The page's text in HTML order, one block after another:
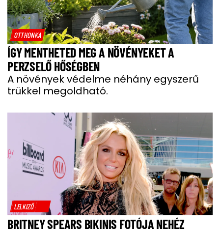
OTTHONKA
ÍGY MENTHETED MEG A NÖVÉNYEKET A
PERZSELŐ HŐSÉGBEN
A növények védelme néhány egyszerű
trükkel megoldható.
LELKIZŐ
BRITNEY SPEARS BIKINIS FOTÓJA NEHÉZ